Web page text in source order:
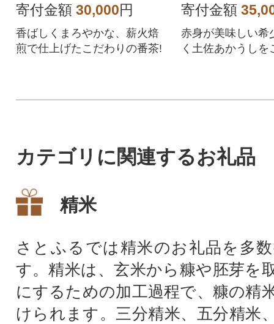
寄付金額 30,000円
香ばしくまろやかな、薪火焙
煎で仕上げたこだわりの番茶!
寄付金額
赤身が美味しい希
く土佐あかうしを
カテゴリに関連するお礼品
精米
さとふるでは精米のお礼品を多
す。精米は、玄米から糠や胚芽を
にするための加工過程で、糠の精
けられます。三分精米、五分精米